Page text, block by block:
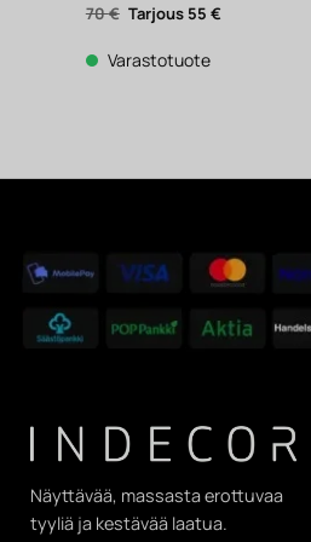
70€ Alkuperäinen
hinta
70 €.
55 €Nykyinen
hinta
Varastotuote
Näyttävää, massasta erottuvaa
tyyliä ja kestävää laatua.